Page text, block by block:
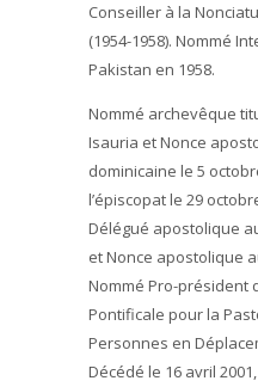
Conseiller à la
(1954-1958). Nommé
Pakistan en 1958.
Nommé archevêque
Isauria et Nonce
dominicaine le 5
l’épiscopat le 29
Délégué apostolique
et Nonce apostolique
Nommé Pro-président
Pontificale pour la
Personnes en
Décédé le 16 avril